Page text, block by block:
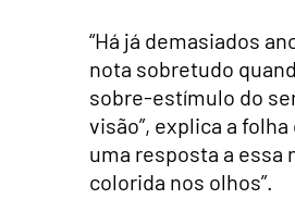
“Há já demasiados
nota sobretudo
sobre-estímulo do
visão”, explica a
uma resposta a essa
colorida nos olhos”.